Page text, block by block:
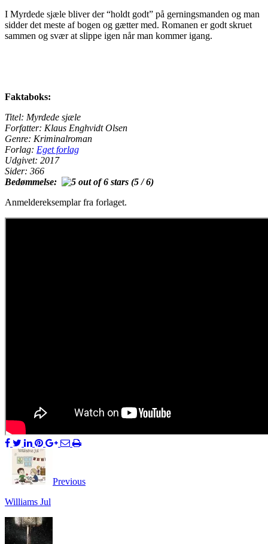
I Myrdede sjæle bliver der “holdt godt” på gerningsmanden og man
sidder det meste af bogen og gætter med. Romanen er godt skruet
sammen og svær at slippe igen når man kommer igang.
Faktaboks:
Titel: Myrdede sjæle
Forfatter: Klaus Enghvidt Olsen
Genre: Kriminalroman
Forlag: Eget forlag
Udgivet: 2017
Sider: 366
Bedømmelse:
(5 / 6)
Anmeldereksemplar fra forlaget.
Previous
Williams Jul